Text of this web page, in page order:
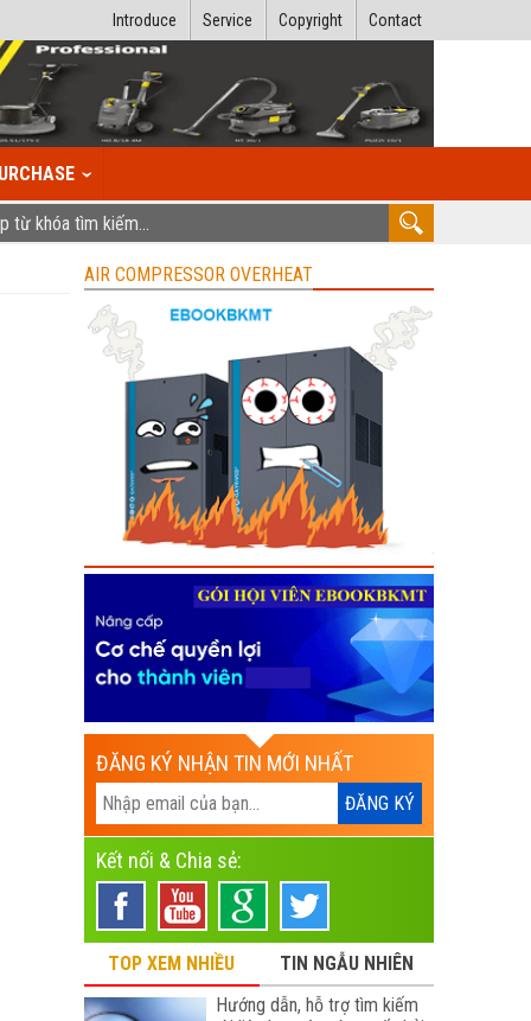
Contact
Copyright
Service
Introduce
AIR COMPRESSOR OVERHEAT
ĐĂNG KÝ NHẬN TIN MỚI NHẤT
Kết nối & Chia sẻ:
TOP XEM NHIỀU
TIN NGẪU NHIÊN
Hướng dẫn, hỗ trợ tìm kiếm